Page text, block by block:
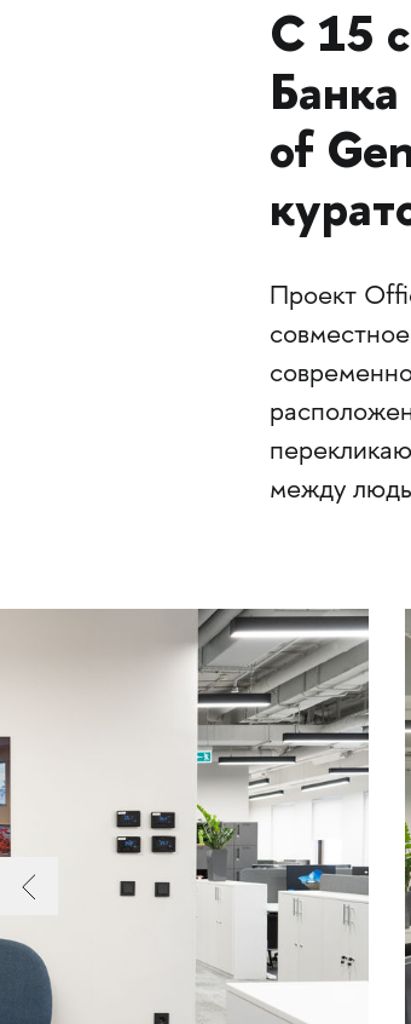
С 15
of
Проект
между